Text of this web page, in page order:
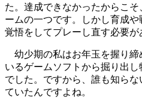
た。達成できなかったからこ
ームの一つです。しかし育成や
覚悟をしてプレーし直す必要が
幼少期の私はお年玉を握り締
いるゲームソフトから掘り出
でした。ですから、誰も知ら
ていたんですよね。